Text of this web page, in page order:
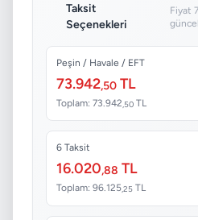
Taksit
Seçenekleri
Fiyat
Peşin / Havale / EFT
73.942,50 TL
Toplam: 73.942 ,50 TL
6 Taksit
16.020,88 TL
Toplam: 96.125,25 TL